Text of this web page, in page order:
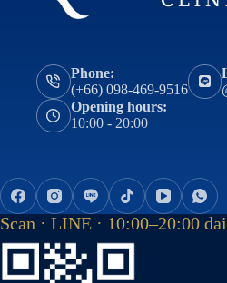
Phone:
(+66) 098-469-9516
Opening hours:
10:00 - 20:00
Scan · LINE · 10:00–20:00